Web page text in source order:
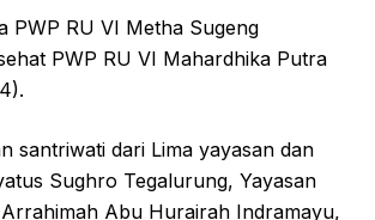
PWP RU VI Metha Sugeng
PWP RU VI Mahardhika Putra
santriwati dari Lima yayasan dan
Sughro Tegalurung, Yayasan
Abu Hurairah Indramayu,